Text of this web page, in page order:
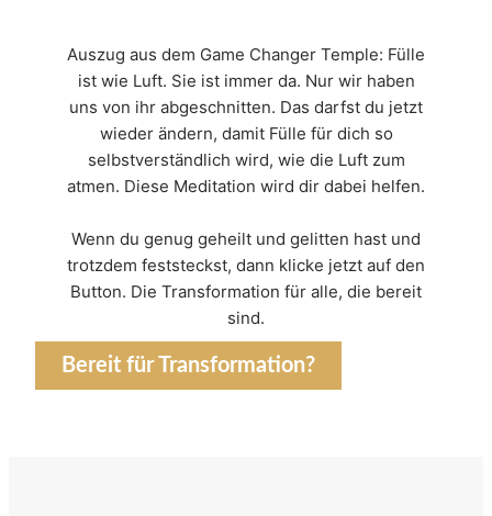
Auszug aus dem Game Changer Temple: Fülle
ist wie Luft. Sie ist immer da. Nur wir haben
uns von ihr abgeschnitten. Das darfst du jetzt
wieder ändern, damit Fülle für dich so
selbstverständlich wird, wie die Luft zum
atmen. Diese Meditation wird dir dabei helfen.
Wenn du genug geheilt und gelitten hast und
trotzdem feststeckst, dann klicke jetzt auf den
Button. Die Transformation für alle, die bereit
sind.
Bereit für Transformation?